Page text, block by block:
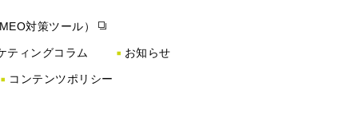
対策ツール）
ティングコラム お知らせ
コンテンツポリシー